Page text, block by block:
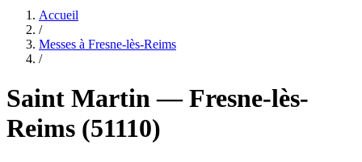
Accueil
/
Messes à Fresne-lès-Reims
/
Saint Martin—Fresne-lès-
Reims (51110)